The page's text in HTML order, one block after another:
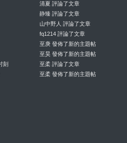
刻
清夏 評論了文章
静臻 評論了文章
山中野人 評論了文章
fq1214 評論了文章
至庚 發佈了新的主題帖
至昊 發佈了新的主題帖
至柔 評論了文章
至柔 發佈了新的主題帖